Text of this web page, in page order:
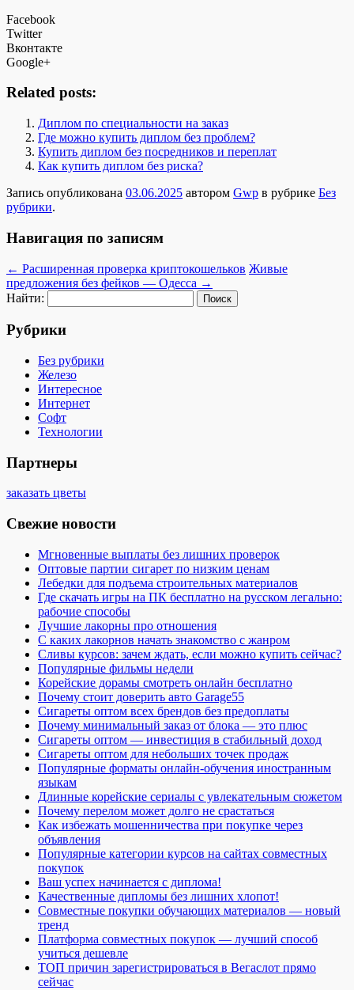
Facebook
Twitter
Вконтакте
Google+
Related posts:
Диплом по специальности на заказ
Где можно купить диплом без проблем?
Купить диплом без посредников и переплат
Как купить диплом без риска?
Запись опубликована 03.06.2025 автором Gwp в рубрике Без
рубрики.
Навигация по записям
← Расширенная проверка криптокошельков Живые
предложения без фейков — Одесса →
Найти:
Рубрики
Без рубрики
Железо
Интересное
Интернет
Софт
Технологии
Партнеры
заказать цветы
Свежие новости
Мгновенные выплаты без лишних проверок
Оптовые партии сигарет по низким ценам
Лебедки для подъема строительных материалов
Где скачать игры на ПК бесплатно на русском легально:
рабочие способы
Лучшие лакорны про отношения
С каких лакорнов начать знакомство с жанром
Сливы курсов: зачем ждать, если можно купить сейчас?
Популярные фильмы недели
Корейские дорамы смотреть онлайн бесплатно
Почему стоит доверить авто Garage55
Сигареты оптом всех брендов без предоплаты
Почему минимальный заказ от блока — это плюс
Сигареты оптом — инвестиция в стабильный доход
Сигареты оптом для небольших точек продаж
Популярные форматы онлайн-обучения иностранным
языкам
Длинные корейские сериалы с увлекательным сюжетом
Почему перелом может долго не срастаться
Как избежать мошенничества при покупке через
объявления
Популярные категории курсов на сайтах совместных
покупок
Ваш успех начинается с диплома!
Качественные дипломы без лишних хлопот!
Совместные покупки обучающих материалов — новый
тренд
Платформа совместных покупок — лучший способ
учиться дешевле
ТОП причин зарегистрироваться в Вегаслот прямо
сейчас